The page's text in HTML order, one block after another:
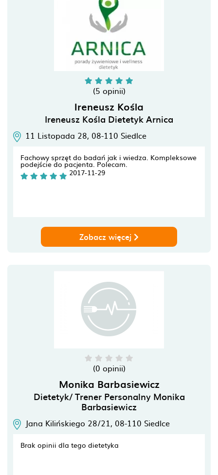
(5 opinii)
Ireneusz Kośla
Ireneusz Kośla Dietetyk Arnica
11 Listopada 28, 08-110 Siedlce
Fachowy sprzęt do badań jak i wiedza. Kompleksowe
podejście do pacjenta. Polecam.
2017-11-29
Zobacz więcej
(0 opinii)
Monika Barbasiewicz
Dietetyk/ Trener Personalny Monika
Barbasiewicz
Jana Kilińskiego 28/21, 08-110 Siedlce
Brak opinii dla tego dietetyka